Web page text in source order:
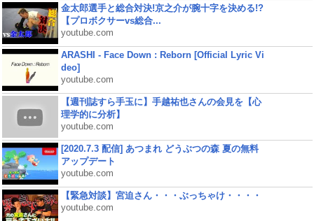
金太郎選手と総合対決!京之介が腕十字を決める!?
【プロボクサーvs総合...
youtube.com
ARASHI - Face Down : Reborn [Official Lyric Vi
deo]
youtube.com
【週刊誌すら手玉に】手越祐也さんの会見を【心
理学的に分析】
youtube.com
[2020.7.3 配信] あつまれ どうぶつの森 夏の無料
アップデート
youtube.com
【緊急対談】宮迫さん・・・ぶっちゃけ・・・・
youtube.com